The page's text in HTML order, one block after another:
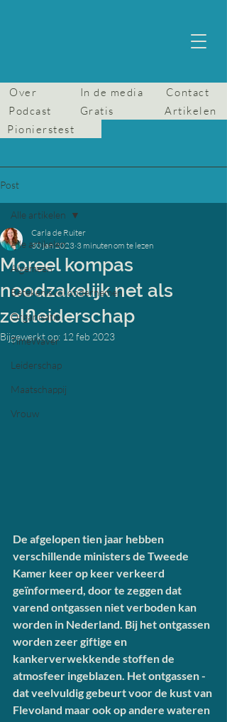
Over In de media
Contact
Podcast
Gratis
Artikelen
Pionierstest
Post
Alle artikelen
Algemeen
Betekenisvol ondernemen
Organisatie
TimeWaver
Leiderschap
Maatschappij
Vrouw
Alle artikelen
Moreel kompas
noodzakelijk net als
zelfleiderschap
Carla de Ruiter
30 jan 2023 3 minuten om te lezen
Bijgewerkt op: 12 feb 2023
De afgelopen tien jaar hebben
verschillende ministers de Tweede
Kamer keer op keer verkeerd
geïnformeerd, door te zeggen dat
varend ontgassen niet verboden kan
worden in Nederland. Bij het ontgassen
worden zeer giftige en
kankerverwekkende stoffen de
atmosfeer ingeblazen. Het ontgassen -
dat veelvuldig gebeurt voor de kust van
Flevoland maar ook op andere wateren